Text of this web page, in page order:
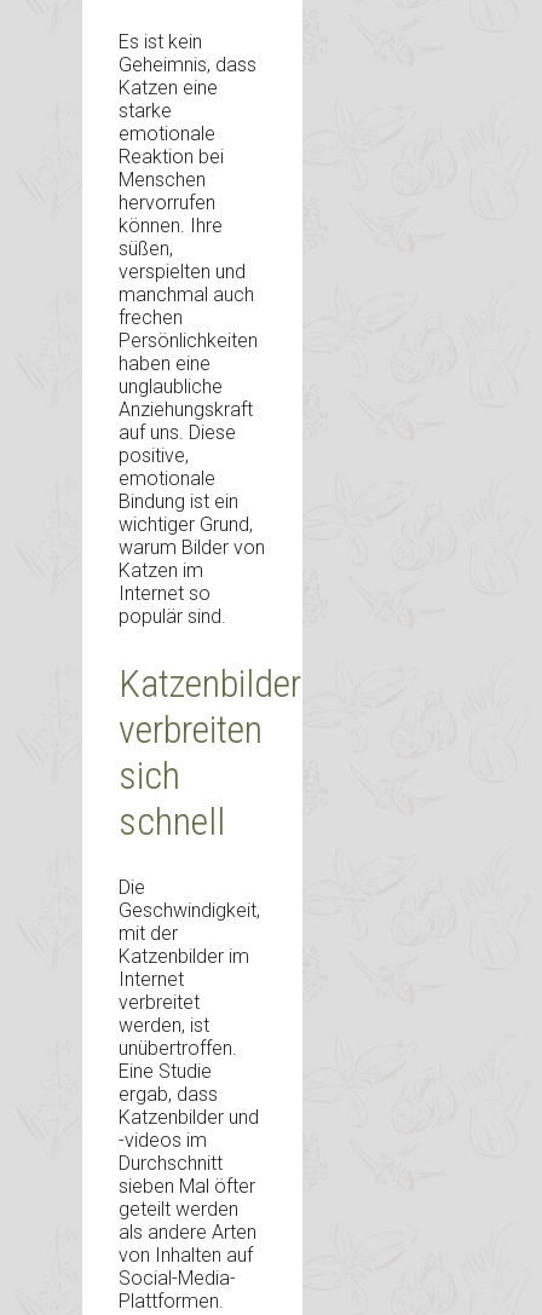
Es ist kein
Geheimnis, dass
Katzen eine
starke
emotionale
Reaktion bei
Menschen
hervorrufen
können. Ihre
süßen,
verspielten und
manchmal auch
frechen
Persönlichkeiten
haben eine
unglaubliche
Anziehungskraft
auf uns. Diese
positive,
emotionale
Bindung ist ein
wichtiger Grund,
warum Bilder von
Katzen im
Internet so
populär sind.
Katzenbilder
verbreiten
sich
schnell
Die
Geschwindigkeit,
mit der
Katzenbilder im
Internet
verbreitet
werden, ist
unübertroffen.
Eine Studie
ergab, dass
Katzenbilder und
-videos im
Durchschnitt
sieben Mal öfter
geteilt werden
als andere Arten
von Inhalten auf
Social-Media-
Plattformen.